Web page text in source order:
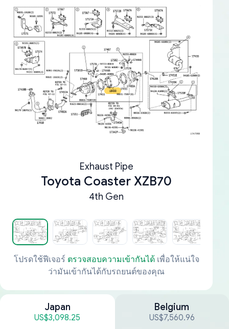
Exhaust Pipe
Toyota Coaster XZB70
4th Gen
โปรดใช้ฟีเจอร์ ตรวจสอบความเข้ากันได้เพื่อให้แน่ใจ
ว่ามันเข้ากันได้กับรถยนต์ของคุณ
Japan
US$3,098.25
Belgium
US$7,560.96